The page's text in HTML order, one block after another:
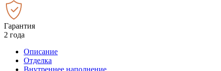
Гарантия
2 года
Описание
Отделка
Внутреннее наполнение